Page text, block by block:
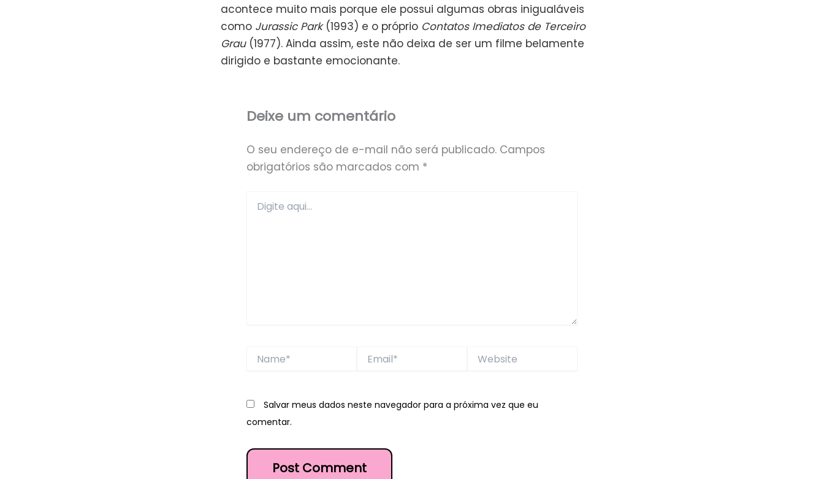
acontece muito mais porque ele possui algumas obras inigualáveis
como Jurassic Park (1993) e o próprio Contatos Imediatos de Terceiro
Grau(1977). Ainda assim, este não deixa de ser um filme belamente
dirigido e bastante emocionante.
Deixe um comentário
O seu endereço de e-mail não será publicado. Campos
obrigatórios são marcados com *
aqui...
Website
Salvar meus dados neste navegador para a próxima vez que eu
comentar.